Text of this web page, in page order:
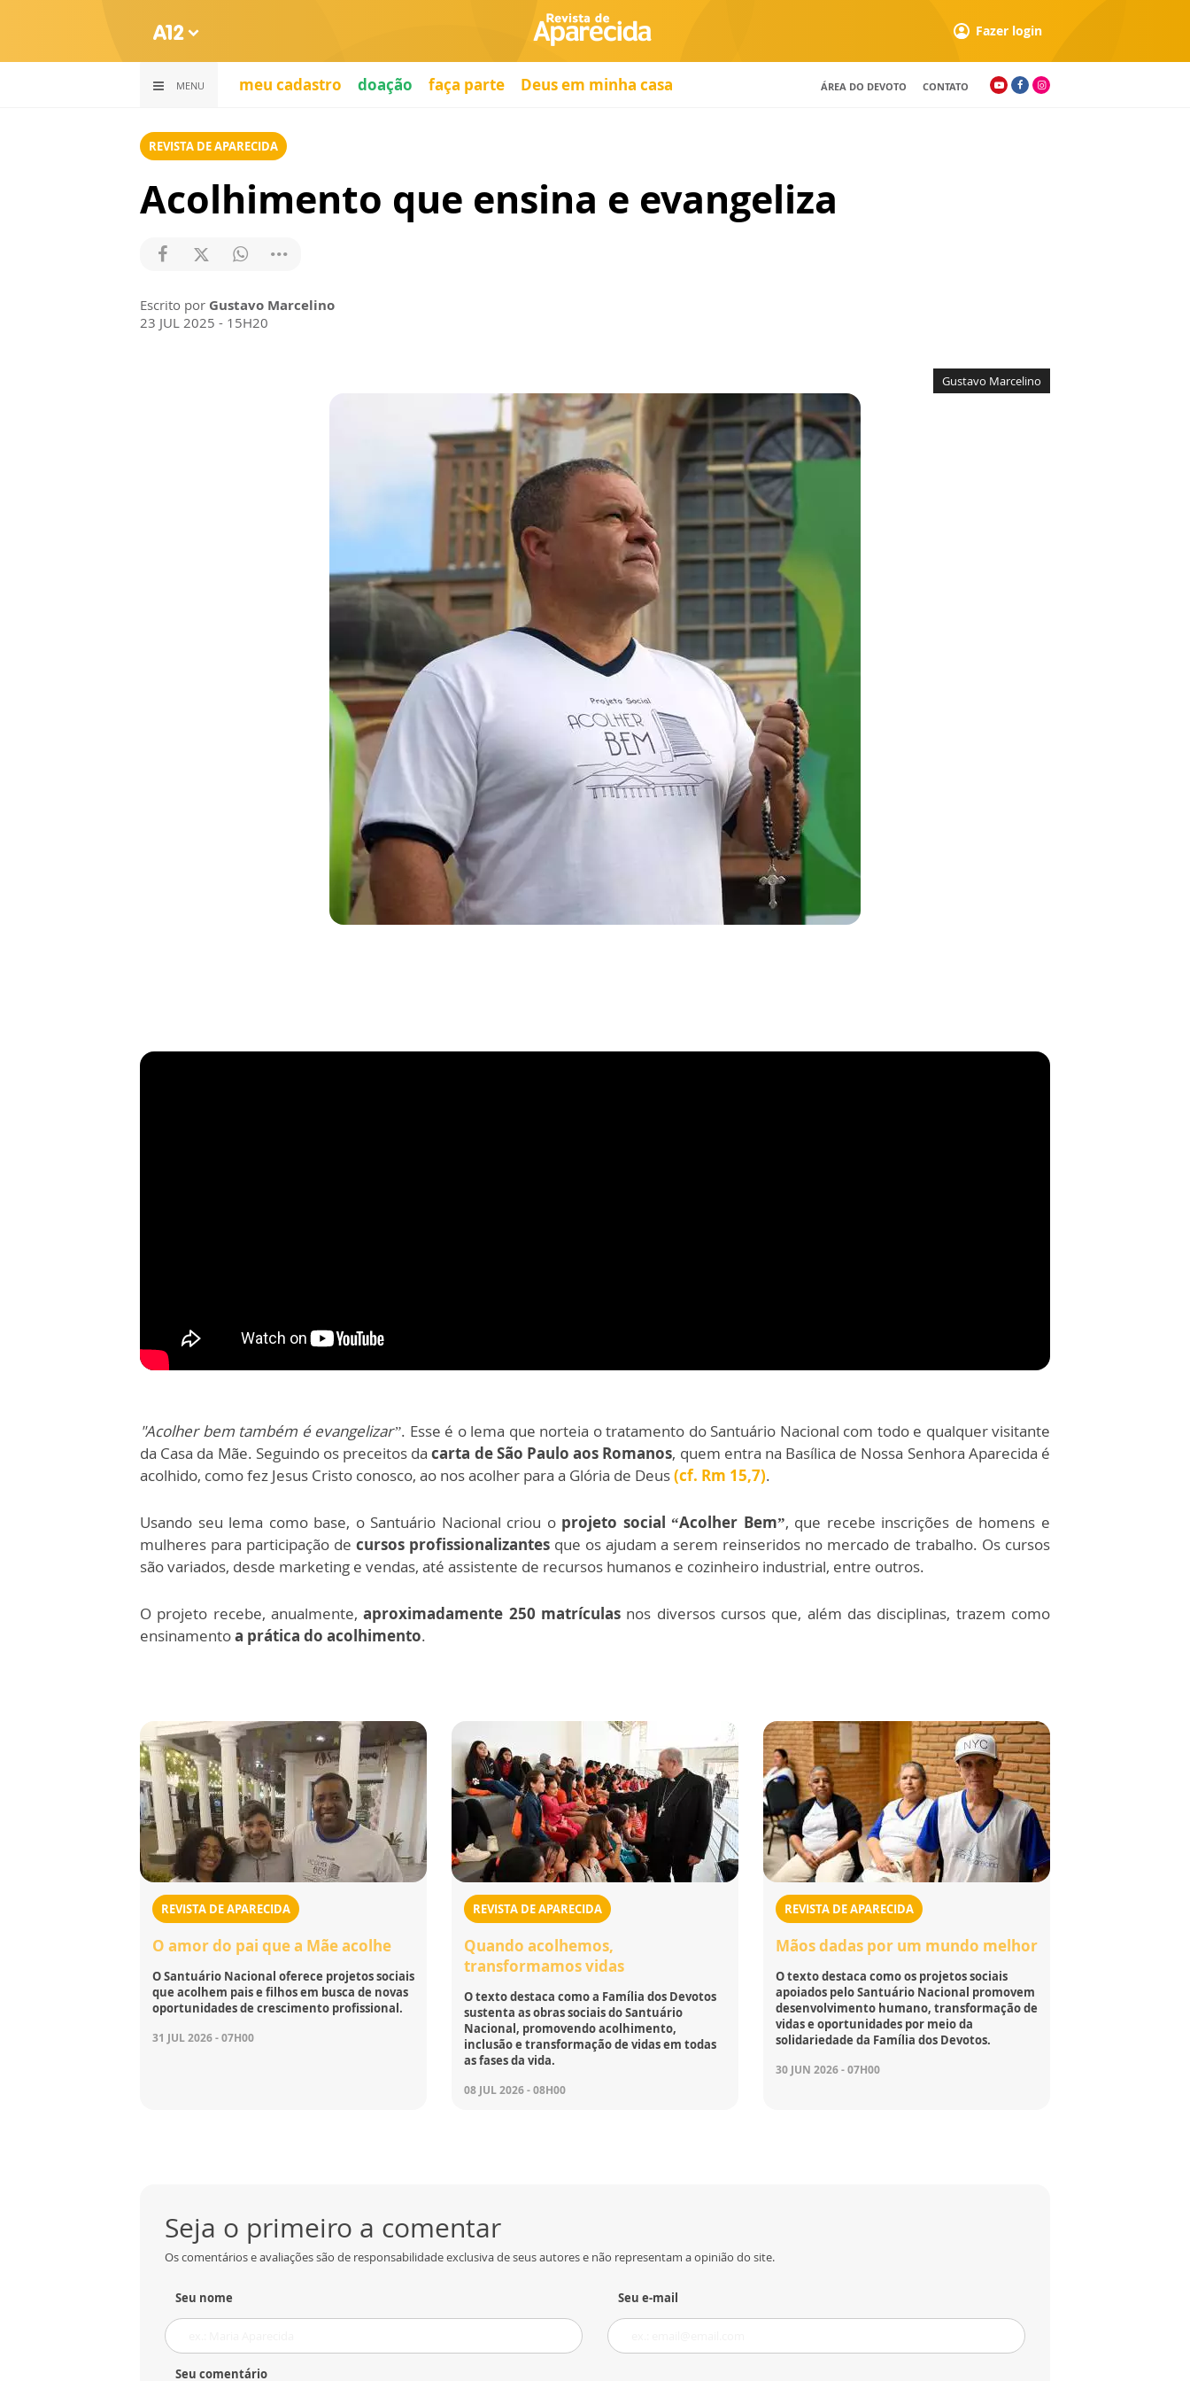
Fazer login
MENU meu cadastro doação faça parte Deus em minha casa ÁREA DO DEVOTO CONTATO
REVISTA DE APARECIDA
Acolhimento que ensina e evangeliza
Escrito por Gustavo Marcelino
23 JUL 2025 - 15H20
Gustavo Marcelino
"Acolher bem também é evangelizar”. Esse é o lema que norteia o tratamento do Santuário Nacional com todo e qualquer visitante
da Casa da Mãe. Seguindo os preceitos da carta de São Paulo aos Romanos, quem entra na Basílica de Nossa Senhora Aparecida é
acolhido, como fez Jesus Cristo conosco, ao nos acolher para a Glória de Deus(cf. Rm 15,7).
Usando seu lema como base, o Santuário Nacional criou o projeto social “Acolher Bem”, que recebe inscrições de homens e
mulheres para participação de cursos profissionalizantesque os ajudam a serem reinseridos no mercado de trabalho. Os cursos
são variados, desde marketing e vendas, até assistente de recursos humanos e cozinheiro industrial, entre outros.
O projeto recebe, anualmente,aproximadamente 250 matrículas nos diversos cursos que, além das disciplinas, trazem como
ensinamentoa prática do acolhimento.
REVISTA DE APARECIDA
O amor do pai que a Mãe acolhe
O Santuário Nacional oferece projetos sociais
que acolhem pais e filhos em busca de novas
oportunidades de crescimento profissional.
31 JUL 2026 - 07H00
REVISTA DE APARECIDA
Quando acolhemos,
transformamos vidas
O texto destaca como a Família dos Devotos
sustenta as obras sociais do Santuário
Nacional, promovendo acolhimento,
inclusão e transformação de vidas em todas
as fases da vida.
08 JUL 2026 - 08H00
REVISTA DE APARECIDA
Mãos dadas por um mundo melhor
O texto destaca como os projetos sociais
apoiados pelo Santuário Nacional promovem
desenvolvimento humano, transformação de
vidas e oportunidades por meio da
solidariedade da Família dos Devotos.
30 JUN 2026 - 07H00
Seja o primeiro a comentar
Os comentários e avaliações são de responsabilidade exclusiva de seus autores e não representam a opinião do site.
Seu nome Seu e-mail
Seu comentário